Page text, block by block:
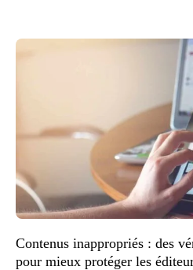
Contenus inappropriés : des
pour mieux protéger les